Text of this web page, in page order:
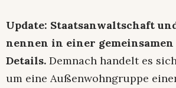
Update: Staatsanwaltschaft
nennen in einer
Details. Demnach handelt es
um eine Außenwohngruppe